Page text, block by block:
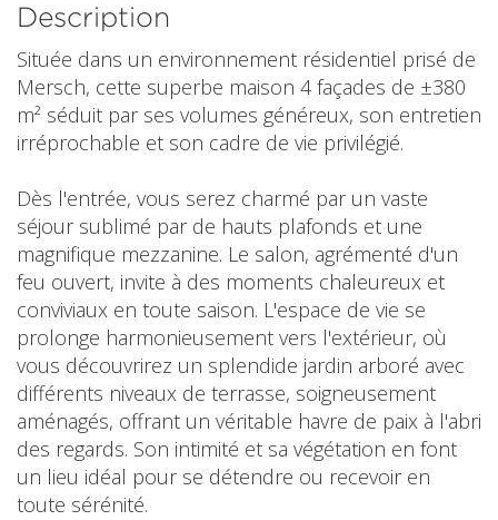
Description
Située dans un environnement résidentiel prisé de
Mersch, cette superbe maison 4 façades de ±380
m² séduit par ses volumes généreux, son entretien
irréprochable et son cadre de vie privilégié.
Dès l'entrée, vous serez charmé par un vaste
séjour sublimé par de hauts plafonds et une
magnifique mezzanine. Le salon, agrémenté d'un
feu ouvert, invite à des moments chaleureux et
conviviaux en toute saison. L'espace de vie se
prolonge harmonieusement vers l'extérieur, où
vous découvrirez un splendide jardin arboré avec
différents niveaux de terrasse, soigneusement
aménagés, offrant un véritable havre de paix à l'abri
des regards. Son intimité et sa végétation en font
un lieu idéal pour se détendre ou recevoir en
toute sérénité.